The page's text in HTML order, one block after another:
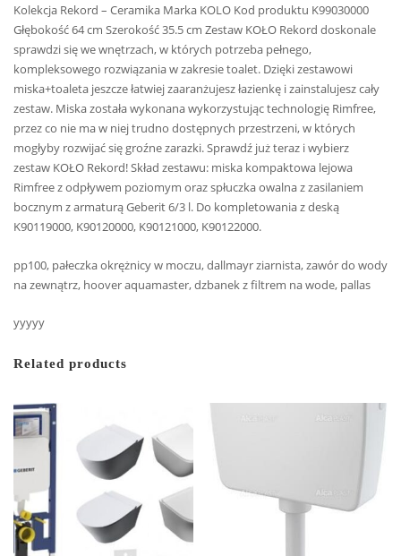
Kolekcja Rekord – Ceramika Marka KOLO Kod produktu K99030000
Głębokość 64 cm Szerokość 35.5 cm Zestaw KOŁO Rekord doskonale
sprawdzi się we wnętrzach, w których potrzeba pełnego,
kompleksowego rozwiązania w zakresie toalet. Dzięki zestawowi
miska+toaleta jeszcze łatwiej zaaranżujesz łazienkę i zainstalujesz cały
zestaw. Miska została wykonana wykorzystując technologię Rimfree,
przez co nie ma w niej trudno dostępnych przestrzeni, w których
mogłyby rozwijać się groźne zarazki. Sprawdź już teraz i wybierz
zestaw KOŁO Rekord! Skład zestawu: miska kompaktowa lejowa
Rimfree z odpływem poziomym oraz spłuczka owalna z zasilaniem
bocznym z armaturą Geberit 6/3 l. Do kompletowania z deską
K90119000, K90120000, K90121000, K90122000.
pp100, pałeczka okrężnicy w moczu, dallmayr ziarnista, zawór do wody
na zewnątrz, hoover aquamaster, dzbanek z filtrem na wode, pallas
yyyyy
Related products